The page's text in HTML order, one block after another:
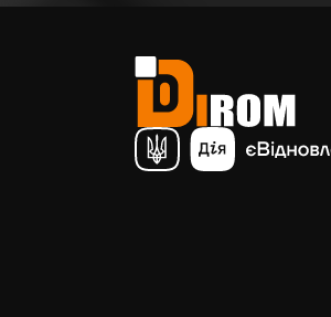
Сантехніка,
водопровід,
вентиляція